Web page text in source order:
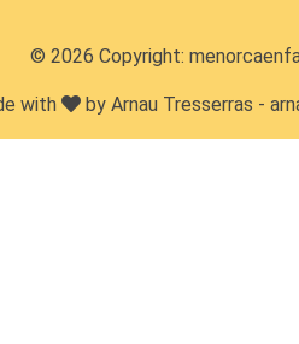
© 2026 Copyright:
with by Arnau Tresserras -